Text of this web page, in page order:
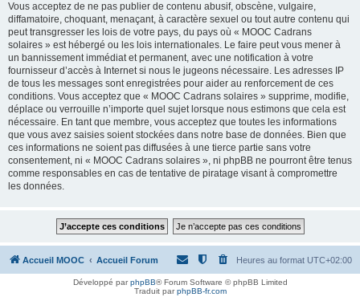
Vous acceptez de ne pas publier de contenu abusif, obscène, vulgaire,
diffamatoire, choquant, menaçant, à caractère sexuel ou tout autre contenu qui
peut transgresser les lois de votre pays, du pays où « MOOC Cadrans
solaires » est hébergé ou les lois internationales. Le faire peut vous mener à
un bannissement immédiat et permanent, avec une notification à votre
fournisseur d’accès à Internet si nous le jugeons nécessaire. Les adresses IP
de tous les messages sont enregistrées pour aider au renforcement de ces
conditions. Vous acceptez que « MOOC Cadrans solaires » supprime, modifie,
déplace ou verrouille n’importe quel sujet lorsque nous estimons que cela est
nécessaire. En tant que membre, vous acceptez que toutes les informations
que vous avez saisies soient stockées dans notre base de données. Bien que
ces informations ne soient pas diffusées à une tierce partie sans votre
consentement, ni « MOOC Cadrans solaires », ni phpBB ne pourront être tenus
comme responsables en cas de tentative de piratage visant à compromettre
les données.
Accueil MOOC Accueil Forum Heures au format UTC+02:00
Développé parphpBB® Forum Software © phpBB Limited
Traduit parphpBB-fr.com